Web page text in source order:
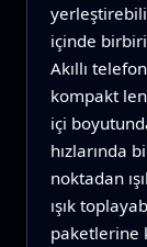
içinde
Akıllı
kompakt
içi
hızlarında
noktadan
ışık
paketlerine